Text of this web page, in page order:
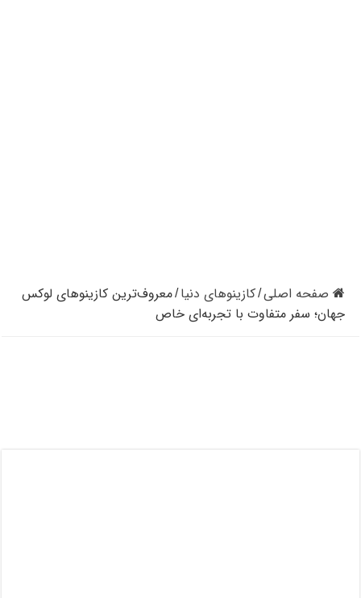
صفحه اصلی/کازینوهای دنیا /معروف‌ترین کازینوهای لوکس
جهان؛ سفر متفاوت با تجربه‌ای خاص